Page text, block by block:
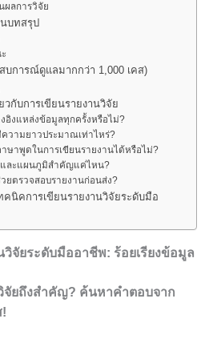
ผลการวิจัย
บทสรุป
บการณ์ดูแลมากกว่า 1,000 เคส)
กับการเขียนรายงานวิจัย
อิงแหล่งข้อมูลทุกครั้งหรือไม่?
วามยาวประมาณเท่าไหร่?
ษาพูดในการเขียนรายงานได้หรือไม่?
และแผนภูมิสำคัญแค่ไหน?
ยตรวจสอบรายงานก่อนส่ง?
คนิคการเขียนรายงานวิจัยระดับมือ
วิจัยระดับมืออาชีพ: ร้อยเรียงข้อมูล
จัยถึงสำคัญ? ค้นหาคำตอบจาก